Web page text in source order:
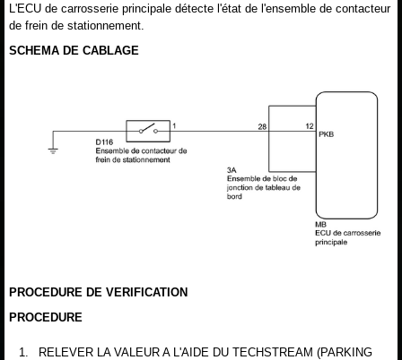
L'ECU de carrosserie principale détecte l'état de l'ensemble de contacteur
de frein de stationnement.
SCHEMA DE CABLAGE
PROCEDURE DE VERIFICATION
PROCEDURE
1.
RELEVER LA VALEUR A L'AIDE DU TECHSTREAM (PARKING